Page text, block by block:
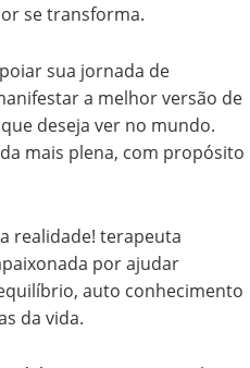
se transforma.
sua jornada de
a melhor versão de
deseja ver no mundo.
mais plena, com propósito
realidade! terapeuta
por ajudar
auto conhecimento
da vida.